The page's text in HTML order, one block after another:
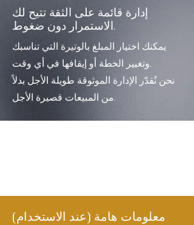
إدارة قائمة على الثقة تتيح لك
الاستمرار دون ضغوط.
يمكنك اختيار المبلغ بالوتيرة التي تناسبك
وتغيير الخطة أو إيقافها في أي وقت.
نحن نُقدّر الإدارة الموثوقة طويلة الأجل بدلاً
من المبيعات قصيرة الأجل.
معلومات هامة (عند الاستخدام)